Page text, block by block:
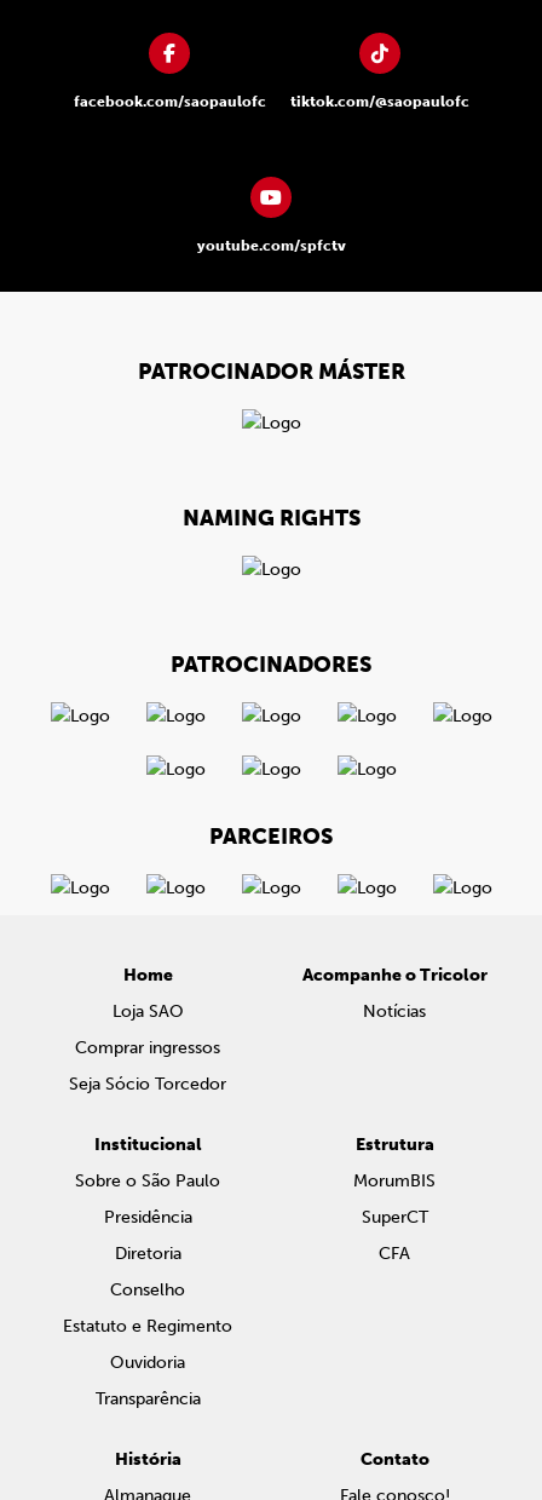
facebook.com/saopaulofc tiktok.com/@saopaulofc
youtube.com/spfctv
PATROCINADOR MÁSTER
NAMING RIGHTS
PATROCINADORES
PARCEIROS
Home
Loja SAO
Comprar ingressos
Seja Sócio Torcedor
Acompanhe o Tricolor
Notícias
Institucional
Sobre o São Paulo
Presidência
Diretoria
Conselho
Estatuto e Regimento
Ouvidoria
Transparência
Estrutura
MorumBIS
SuperCT
CFA
História
Almanaque
Contato
Fale conosco!